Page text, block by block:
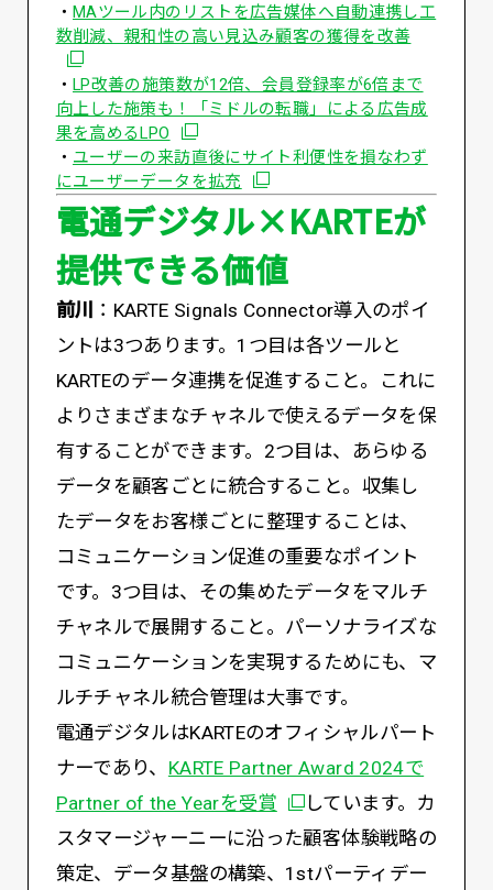
・ MAツール内のリストを広告媒体へ自動連携し工
数削減、親和性の高い見込み顧客の獲得を改善別ウィン
・ LP改善の施策数が12倍、会員登録率が6倍まで
向上した施策も！「ミドルの転職」による広告成
果を高めるLPO 別ウィンドウで開く
・ ユーザーの来訪直後にサイト利便性を損なわず
にユーザーデータを拡充 別ウィンドウで開く
電通デジタル×KARTEが
提供できる価値
前川
：KARTE Signals Connector導入のポイ
ントは3つあります。1つ目は各ツールと
KARTEのデータ連携を促進すること。これに
よりさまざまなチャネルで使えるデータを保
有することができます。2つ目は、あらゆる
データを顧客ごとに統合すること。収集し
たデータをお客様ごとに整理することは、
コミュニケーション促進の重要なポイント
です。3つ目は、その集めたデータをマルチ
チャネルで展開すること。パーソナライズな
コミュニケーションを実現するためにも、マ
ルチチャネル統合管理は大事です。
電通デジタルはKARTEのオフィシャルパート
ナーであり、 KARTE Partner Award 2024で
Partner of the Yearを受賞別ウィンドウで開く
しています。カ
スタマージャーニーに沿った顧客体験戦略の
策定、データ基盤の構築、1stパーティデー